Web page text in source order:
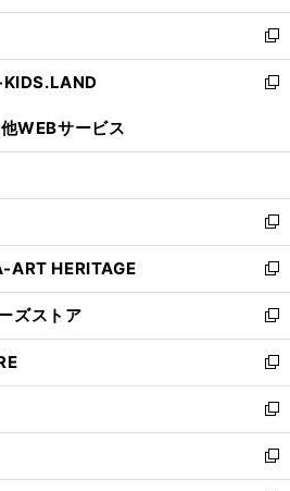
開
く
ウ
で
開
く
ン
ド
ウ
で
ウ
ィ
ン
ド
開
新
し
い
ン
ウ
で
開
く
新
ウ
ン
ド
ウ
で
開
く
WEBサービス
新
し
い
ウ
ィ
ン
ド
ウ
で
開
く
ART HERITAGE
新
し
い
ウ
ィ
ン
ド
ウ
で
開
ズストア
新
し
い
ウ
ィ
ン
ド
ウ
新
し
い
ウ
ィ
ン
新
し
い
ウ
新
し